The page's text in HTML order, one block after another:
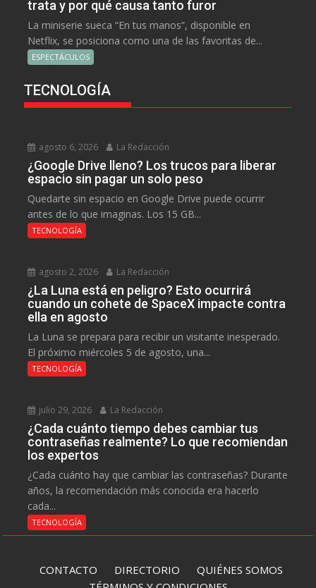
trata y por qué causa tanto furor
La miniserie sueca “En tus manos”, disponible en
Netflix, se posiciona como una de las favoritas de...
ESPECTÁCULOS
TECNOLOGÍA
agosto 6, 2026 La Redacción
¿Google Drive lleno? Los trucos para liberar
espacio sin pagar un solo peso
Quedarte sin espacio en Google Drive puede ocurrir
antes de lo que imaginas. Los 15 GB...
TECNOLOGÍA
agosto 2, 2026 La Redacción
¿La Luna está en peligro? Esto ocurrirá
cuando un cohete de SpaceX impacte contra
ella en agosto
La Luna se prepara para recibir un visitante inesperado.
El próximo miércoles 5 de agosto, una...
TECNOLOGÍA
julio 29, 2026 La Redacción
¿Cada cuánto tiempo debes cambiar tus
contraseñas realmente? Lo que recomiendan
los expertos
¿Cada cuánto hay que cambiar las contraseñas? Durante
años, la recomendación más conocida era hacerlo
cada...
TECNOLOGÍA
CONTACTO DIRECTORIO QUIÉNES SOMOS